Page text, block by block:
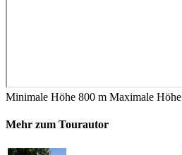
Minimale Höhe 800 m Maximale Höhe
Mehr zum Tourautor